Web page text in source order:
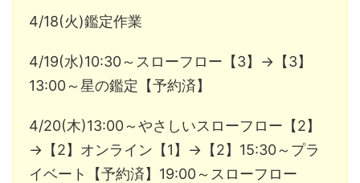
4/18(火)鑑定作業
4/19(水)10:30～スローフロー【3】→【3】
13:00～星の鑑定【予約済】
4/20(木)13:00～やさしいスローフロー【2】
→【2】オンライン【1】→【2】15:30～プラ
イベート【予約済】19:00～スローフロー